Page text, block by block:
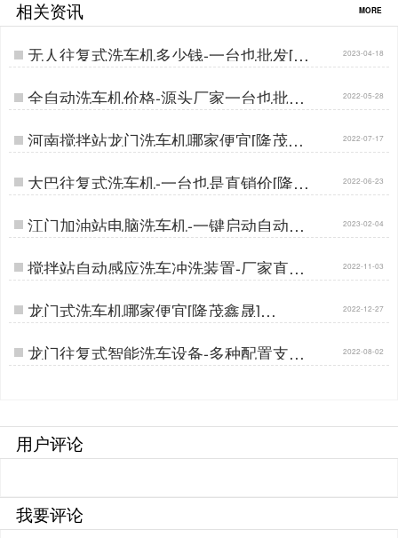
相关资讯 MORE
无人往复式洗车机多少钱-一台也批发[隆
茂鑫晟]…
2023-04-18
全自动洗车机价格-源头厂家一台也批发
[隆茂鑫晟]…
2022-05-28
河南搅拌站龙门洗车机哪家便宜[隆茂鑫
晟]…
2022-07-17
大巴往复式洗车机-一台也是直销价[隆茂
鑫晟]…
2022-06-23
江门加油站电脑洗车机-一键启动自动清
洗[隆茂鑫晟]…
2023-02-04
搅拌站自动感应洗车冲洗装置-厂家直供
批发价[隆茂鑫晟]…
2022-11-03
龙门式洗车机哪家便宜[隆茂鑫晟]… 2022-12-27
龙门往复式智能洗车设备-多种配置支持
定制[隆茂鑫晟]…
2022-08-02
用户评论
我要评论